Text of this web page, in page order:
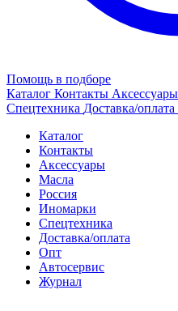
Помощь в подборе
Каталог Контакты Аксессуары
Спецтехника Доставка/оплата
Каталог
Контакты
Аксессуары
Масла
Россия
Иномарки
Спецтехника
Доставка/оплата
Опт
Автосервис
Журнал